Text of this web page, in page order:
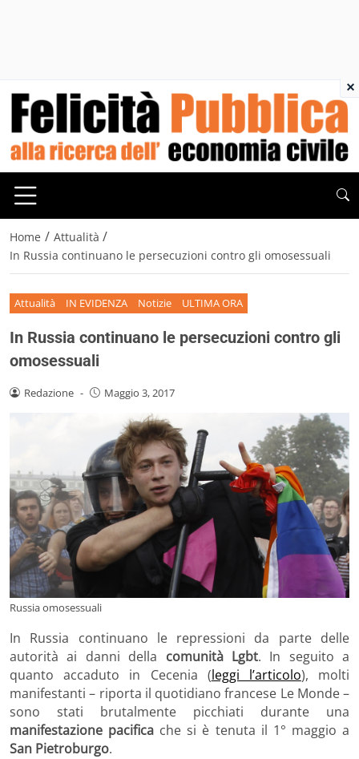
Home / Attualità /
In Russia continuano le persecuzioni contro gli omosessuali
Attualità IN EVIDENZA Notizie ULTIMA ORA
In Russia continuano le persecuzioni contro gli
omosessuali
Redazione - Maggio 3, 2017
Russia omosessuali
In Russia continuano le repressioni da parte delle
autorità ai danni della comunità Lgbt. In seguito a
quanto accaduto in Cecenia (leggi l’articolo), molti
manifestanti – riporta il quotidiano francese Le Monde –
sono stati brutalmente picchiati durante una
manifestazione pacifica che si è tenuta il 1° maggio a
San Pietroburgo.
×